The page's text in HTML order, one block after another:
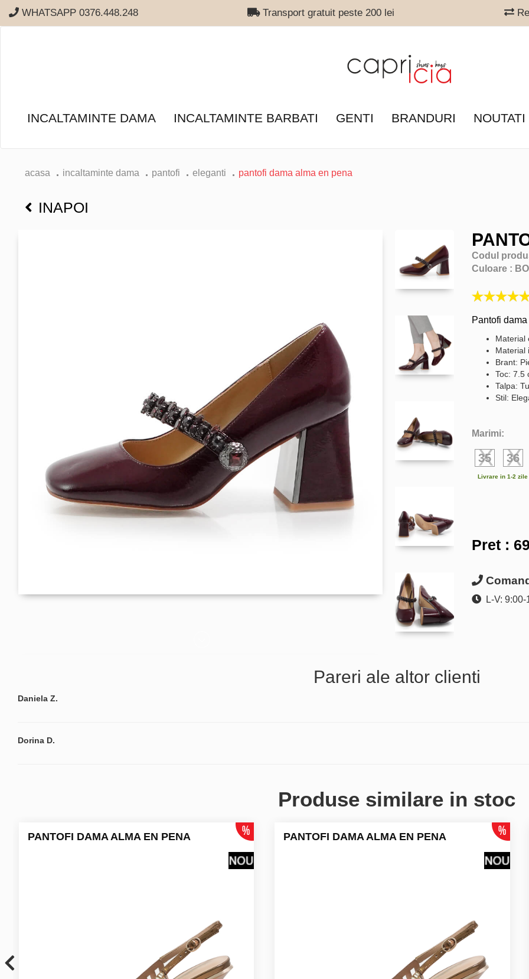
WHATSAPP 0376.448.248 Transport gratuit peste 200 lei
INCALTAMINTE DAMA INCALTAMINTE BARBATI GENTI BRANDURI NOUTATI
acasa incaltaminte dama pantofi eleganti pantofi dama alma en pena
INAPOI
Codul
Culoare :
Pantofi
Material
Brant:
Toc: 7.5
Talpa:
Stil:
Marimi:
35 36
Livrare in 1-2
Pret :
L-V: 9:00-
Pareri ale altor clienti
Daniela Z.
Dorina D.
Produse similare in stoc
PANTOFI DAMA ALMA EN PENA PANTOFI DAMA ALMA EN PENA